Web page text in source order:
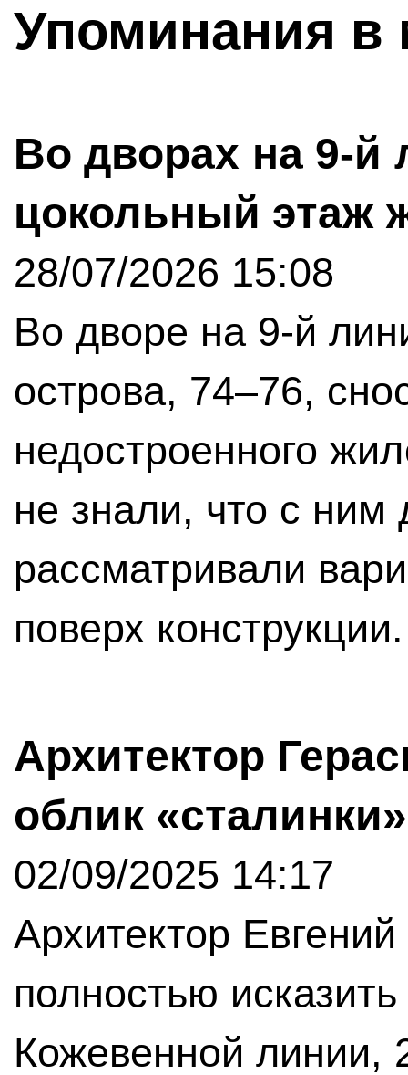
Упоминания в
Во дворах на 9-й
цокольный этаж
28/07/2026 15:08
Во дворе на 9-й
острова, 74–76,
недостроенного
не знали, что с ним
рассматривали
поверх конструкции.
Архитектор
облик
02/09/2025 14:17
Архитектор
полностью
Кожевенной линии,